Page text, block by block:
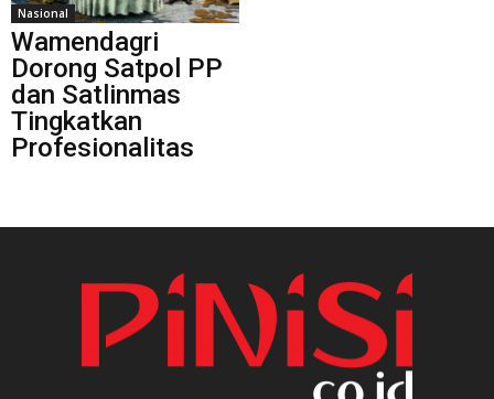
Nasional
Wamendagri
Dorong Satpol PP
dan Satlinmas
Tingkatkan
Profesionalitas